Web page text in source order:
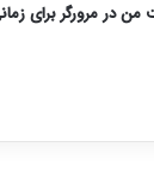
من در مرورگر برای